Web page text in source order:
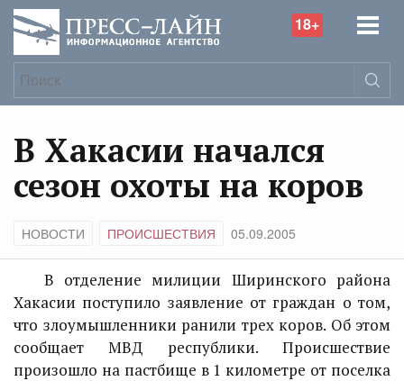
18+
В Хакасии начался
сезон охоты на коров
НОВОСТИ ПРОИСШЕСТВИЯ 05.09.2005
В отделение милиции Ширинского района
Хакасии поступило заявление от граждан о том,
что злоумышленники ранили трех коров. Об этом
сообщает МВД республики. Происшествие
произошло на пастбище в 1 километре от поселка